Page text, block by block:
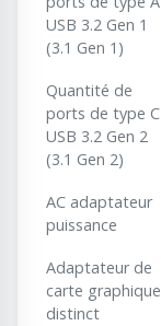
USB 3.2 Gen 1
(3.1 Gen 1)
Quantité de
ports de type C
USB 3.2 Gen 2
(3.1 Gen 2)
AC adaptateur
puissance
Adaptateur de
carte graphique
distinct